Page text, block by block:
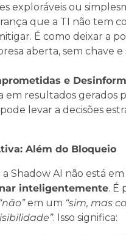
exploráveis ou
que a TI não tem
É como deixar a
aberta, sem chave e
e
em resultados gerados
levar a decisões
Além do Bloqueio
Shadow AI não está
inteligentemente. É
em um “sim, mas
. Isso significa: